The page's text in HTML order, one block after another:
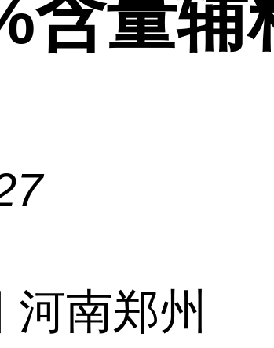
含量辅
河南郑州